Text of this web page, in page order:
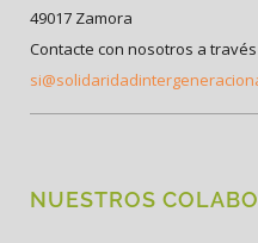
49017 Zamora
Contacte con nosotros a
NUESTROS